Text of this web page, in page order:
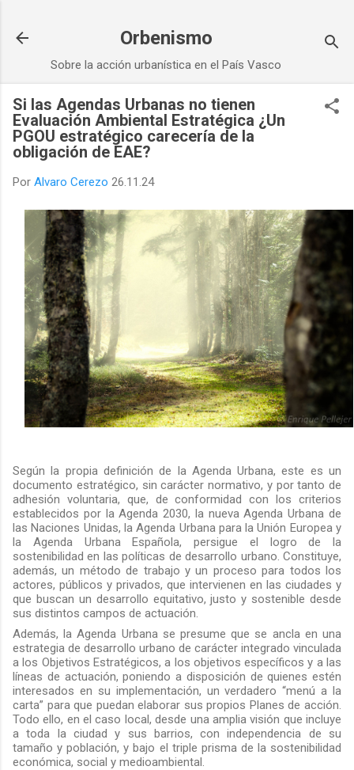
Orbenismo
Sobre la acción urbanística en el País Vasco
Si las Agendas Urbanas no tienen
Evaluación Ambiental Estratégica ¿Un
PGOU estratégico carecería de la
obligación de EAE?
Por Alvaro Cerezo 26.11.24
Según la propia definición de la Agenda Urbana, este es un
documento estratégico, sin carácter normativo, y por tanto de
adhesión voluntaria, que, de conformidad con los criterios
establecidos por la Agenda 2030, la nueva Agenda Urbana de
las Naciones Unidas, la Agenda Urbana para la Unión Europea y
la Agenda Urbana Española, persigue el logro de la
sostenibilidad en las políticas de desarrollo urbano. Constituye,
además, un método de trabajo y un proceso para todos los
actores, públicos y privados, que intervienen en las ciudades y
que buscan un desarrollo equitativo, justo y sostenible desde
sus distintos campos de actuación.
Además, la Agenda Urbana se presume que se ancla en una
estrategia de desarrollo urbano de carácter integrado vinculada
a los Objetivos Estratégicos, a los objetivos específicos y a las
líneas de actuación, poniendo a disposición de quienes estén
interesados en su implementación, un verdadero “menú a la
carta” para que puedan elaborar sus propios Planes de acción.
Todo ello, en el caso local, desde una amplia visión que incluye
a toda la ciudad y sus barrios, con independencia de su
tamaño y población, y bajo el triple prisma de la sostenibilidad
económica, social y medioambiental.